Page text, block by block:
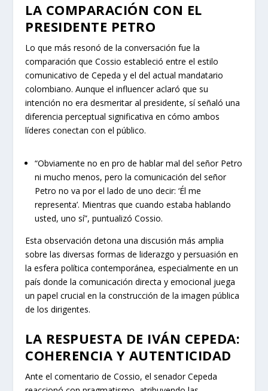
LA COMPARACIÓN CON EL
PRESIDENTE PETRO
Lo que más resonó de la conversación fue la
comparación que Cossio estableció entre el estilo
comunicativo de Cepeda y el del actual mandatario
colombiano. Aunque el influencer aclaró que su
intención no era desmeritar al presidente, sí señaló una
diferencia perceptual significativa en cómo ambos
líderes conectan con el público.
“Obviamente no en pro de hablar mal del señor Petro
ni mucho menos, pero la comunicación del señor
Petro no va por el lado de uno decir: ‘Él me
representa’. Mientras que cuando estaba hablando
usted, uno sí”, puntualizó Cossio.
Esta observación detona una discusión más amplia
sobre las diversas formas de liderazgo y persuasión en
la esfera política contemporánea, especialmente en un
país donde la comunicación directa y emocional juega
un papel crucial en la construcción de la imagen pública
de los dirigentes.
LA RESPUESTA DE IVÁN CEPEDA:
COHERENCIA Y AUTENTICIDAD
Ante el comentario de Cossio, el senador Cepeda